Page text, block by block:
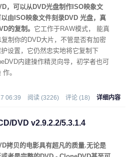
，可以从DVD光盘制作ISO映象文
由ISO映象文件刻录DVD 光盘，真
的复制。 它工作于RAW模式， 能真
复制你的DVD大片，不管是否有加密
设置，它仍然忠实地将它复制下
内建操作精灵向导，初学者也可
。
06:39 阅读 (3226) 评论 (18) 详细内容
DVD v2.9.2.2/5.3.1.4
拷贝的电影具有超凡的质量.无论是